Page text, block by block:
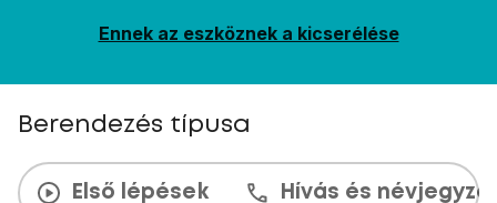
Ennek az eszköznek a kicserélése
Berendezés típusa
Első lépések Hívás és